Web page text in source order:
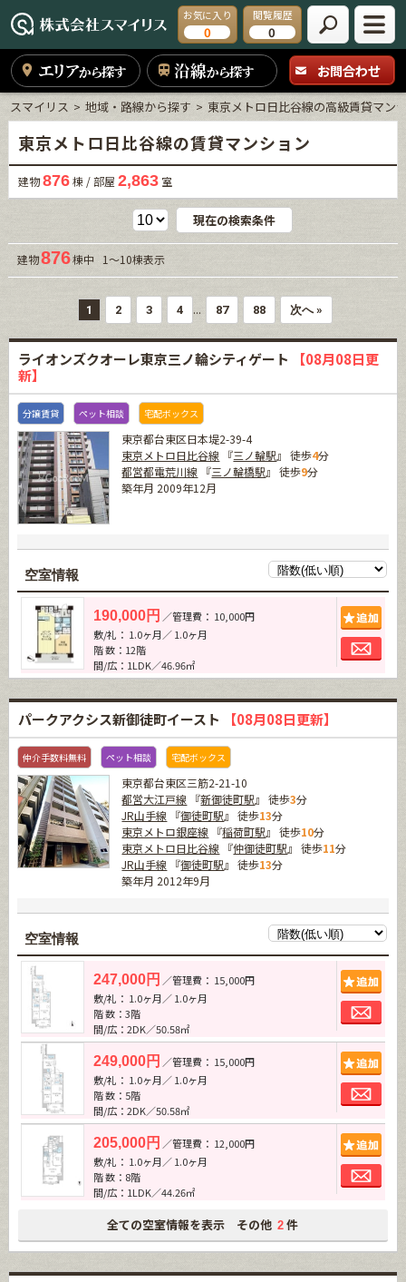
お気に入り
0
閲覧履歴
0
エリアから探す 沿線から探す お問合わせ
スマイリス 地域・路線から探す 東京メトロ日比谷線の高級賃貸マン
東京メトロ日比谷線の賃貸マンション
建物876棟 / 部屋 2,863室
現在の検索条件
建物876棟中 1～10棟表示
1 2 3 4 ... 87 88 次へ »
ライオンズクオーレ東京三ノ輪シティゲート
【08月08日更
新】
分譲賃貸 ペット相談 宅配ボックス
東京都台東区日本堤2-39-4
東京メトロ日比谷線 『三ノ輪駅』 徒歩4分
都営都電荒川線 『三ノ輪橋駅』 徒歩9分
築年月 2009年12月
空室情報
190,000円 ／管理費： 10,000円
敷/礼： 1.0ヶ月／ 1.0ヶ月
階 数：12階
間/広：1LDK／46.96㎡
パークアクシス新御徒町イースト 【08月08日更新】
仲介手数料無料 ペット相談 宅配ボックス
東京都台東区三筋2-21-10
都営大江戸線 『新御徒町駅』 徒歩3分
JR山手線 『御徒町駅』 徒歩13分
東京メトロ銀座線 『稲荷町駅』 徒歩10分
東京メトロ日比谷線 『仲御徒町駅』 徒歩11分
JR山手線 『御徒町駅』 徒歩13分
築年月 2012年9月
空室情報
247,000円 ／管理費： 15,000円
敷/礼： 1.0ヶ月／ 1.0ヶ月
階 数：3階
間/広：2DK／50.58㎡
249,000円 ／管理費： 15,000円
敷/礼： 1.0ヶ月／ 1.0ヶ月
階 数：5階
間/広：2DK／50.58㎡
205,000円 ／管理費： 12,000円
敷/礼： 1.0ヶ月／ 1.0ヶ月
階 数：8階
間/広：1LDK／44.26㎡
全ての空室情報を表示 その他 2 件